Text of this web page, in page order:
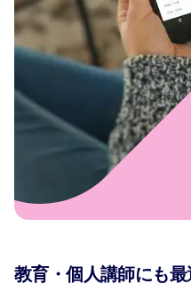
教育・個人講師にも最